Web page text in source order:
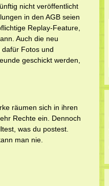
nicht veröffentlicht
in den AGB seien
Replay-Feature,
Auch die neu
dafür Fotos und
geschickt werden,
räumen sich in ihren
Rechte ein. Dennoch
was du postest.
man nie.